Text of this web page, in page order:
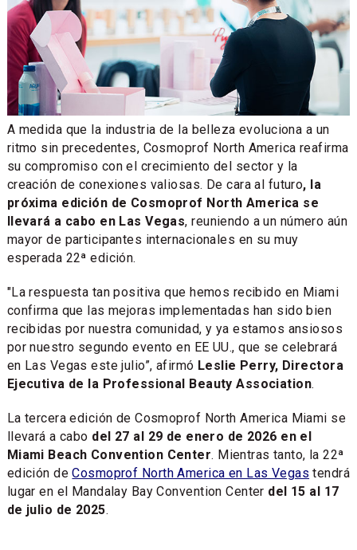
A medida que la industria de la belleza evoluciona a un
ritmo sin precedentes, Cosmoprof North America reafirma
su compromiso con el crecimiento del sector y la
creación de conexiones valiosas. De cara al futuro, la
próxima edición de Cosmoprof North America se
llevará a cabo en Las Vegas, reuniendo a un número aún
mayor de participantes internacionales en su muy
esperada 22ª edición.
"La respuesta tan positiva que hemos recibido en Miami
confirma que las mejoras implementadas han sido bien
recibidas por nuestra comunidad, y ya estamos ansiosos
por nuestro segundo evento en EE UU., que se celebrará
en Las Vegas este julio”, afirmó Leslie Perry, Directora
Ejecutiva de la Professional Beauty Association.
La tercera edición de Cosmoprof North America Miami se
llevará a cabo del 27 al 29 de enero de 2026 en el
Miami Beach Convention Center. Mientras tanto, la 22ª
edición deCosmoprof North America en Las Vegas tendrá
lugar en el Mandalay Bay Convention Center del 15 al 17
de julio de 2025.